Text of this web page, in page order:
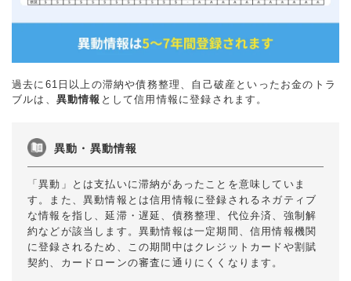
過去に61日以上の滞納や債務整理、自己破産といったお金のトラ
ブルは、 異動情報 として信用情報に登録されます。
異動・異動情報
「異動」とは支払いに滞納があったことを意味していま
す。また、異動情報とは信用情報に登録されるネガティブ
な情報を指し、延滞・遅延、債務整理、代位弁済、強制解
約などが該当します。異動情報は一定期間、信用情報機関
に登録されるため、この期間中はクレジットカードや割賦
契約、カードローンの審査に通りにくくなります。